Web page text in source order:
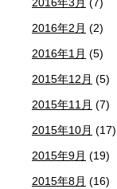
2016年3月 (7)
2016年2月 (2)
2016年1月 (5)
2015年12月 (5)
2015年11月 (7)
2015年10月 (17)
2015年9月 (19)
2015年8月 (16)